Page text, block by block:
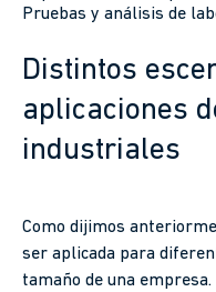
Pruebas y análisis de
Distintos
aplicaciones
industriales
Como dijimos
ser aplicada para
tamaño de una empresa.